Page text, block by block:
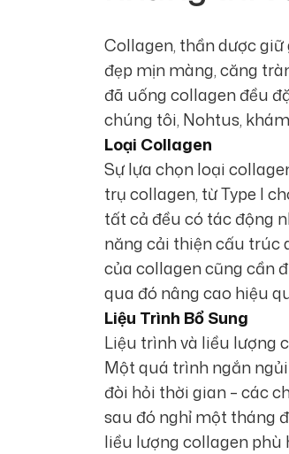
Collagen, thần dược
đẹp mịn màng, căng
đã uống collagen đều
chúng tôi, Nohtus,
Loại Collagen
Sự lựa chọn loại
trụ collagen, từ Type I
tất cả đều có tác động
năng cải thiện cấu trúc
của collagen cũng cần
qua đó nâng cao hiệu
Liệu Trình Bổ Sung
Liệu trình và liều lượng
Một quá trình ngắn
đòi hỏi thời gian – các
sau đó nghỉ một tháng
liều lượng collagen phù